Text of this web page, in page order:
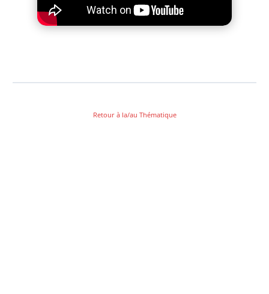
Retour à la/au Thématique